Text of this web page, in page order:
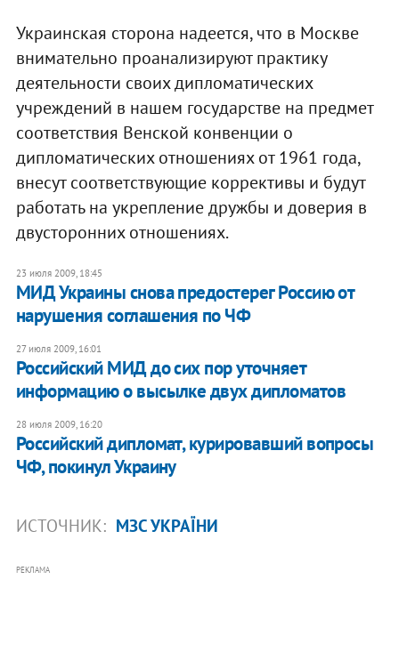
Украинская сторона надеется, что в Москве
внимательно проанализируют практику
деятельности своих дипломатических
учреждений в нашем государстве на предмет
соответствия Венской конвенции о
дипломатических отношениях от 1961 года,
внесут соответствующие коррективы и будут
работать на укрепление дружбы и доверия в
двусторонних отношениях.
23 июля 2009, 18:45
МИД Украины снова предостерег Россию от
нарушения соглашения по ЧФ
27 июля 2009, 16:01
Российский МИД до сих пор уточняет
информацию о высылке двух дипломатов
28 июля 2009, 16:20
Российский дипломат, курировавший вопросы
ЧФ, покинул Украину
ИСТОЧНИК: МЗС УКРАЇНИ
РЕКЛАМА